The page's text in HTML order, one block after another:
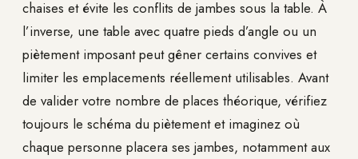
chaises et évite les conflits de jambes sous la table. À
l’inverse, une table avec quatre pieds d’angle ou un
piètement imposant peut gêner certains convives et
limiter les emplacements réellement utilisables. Avant
de valider votre nombre de places théorique, vérifiez
toujours le schéma du piètement et imaginez où
chaque personne placera ses jambes, notamment aux